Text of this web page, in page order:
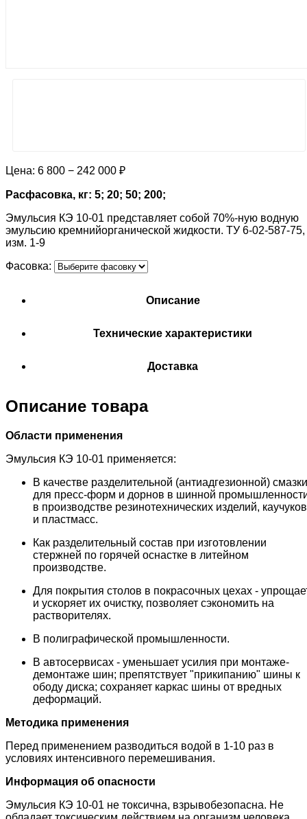
Цена: 6 800 − 242 000 ₽
Расфасовка, кг: 5; 20; 50; 200;
Эмульсия КЭ 10-01 представляет собой 70%-ную водную
эмульсию кремнийорганической жидкости. ТУ 6-02-587-75,
изм. 1-9
Фасовка:
Описание
Технические характеристики
Доставка
Описание товара
Области применения
Эмульсия КЭ 10-01 применяется:
В качестве разделительной (антиадгезионной) смазки
для пресс-форм и дорнов в шинной
в производстве резинотехнических изделий, каучуков
и пластмасс.
Как разделительный состав при изготовлении
стержней по горячей оснастке в литейном
производстве.
Для покрытия столов в покрасочных цехах -
и ускоряет их очистку, позволяет сэкономить на
растворителях.
В полиграфической промышленности.
В автосервисах - уменьшает усилия при монтаже-
демонтаже шин; препятствует "прикипанию" шины к
ободу диска; сохраняет каркас шины от вредных
деформаций.
Методика применения
Перед применением разводиться водой в 1-10 раз в
условиях интенсивного перемешивания.
Информация об опасности
Эмульсия КЭ 10-01 не токсична, взрывобезопасна. Не